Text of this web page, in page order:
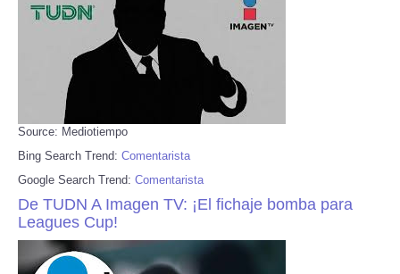
Source: Mediotiempo
Bing Search Trend: Comentarista
Google Search Trend: Comentarista
De TUDN A Imagen TV: ¡El fichaje bomba para
Leagues Cup!